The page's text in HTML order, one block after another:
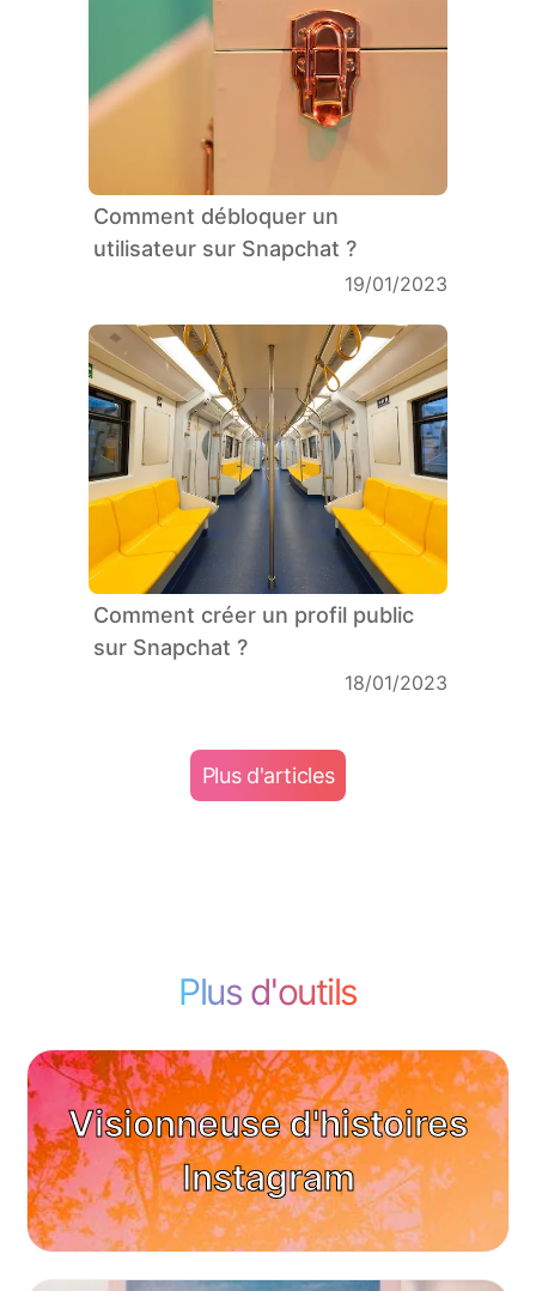
Comment débloquer un
utilisateur sur Snapchat ?
19/01/2023
Comment créer un profil public
sur Snapchat ?
18/01/2023
Plus d'articles
Plus d'outils
Visionneuse d'histoires
Instagram